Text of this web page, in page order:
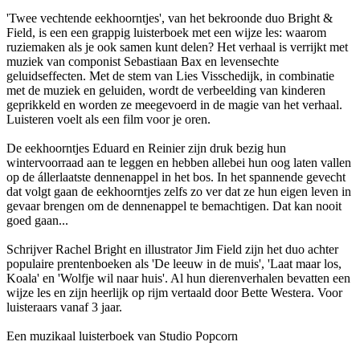
'Twee vechtende eekhoorntjes', van het bekroonde duo Bright &
Field, is een een grappig luisterboek met een wijze les: waarom
ruziemaken als je ook samen kunt delen? Het verhaal is verrijkt met
muziek van componist Sebastiaan Bax en levensechte
geluidseffecten. Met de stem van Lies Visschedijk, in combinatie
met de muziek en geluiden, wordt de verbeelding van kinderen
geprikkeld en worden ze meegevoerd in de magie van het verhaal.
Luisteren voelt als een film voor je oren.
De eekhoorntjes Eduard en Reinier zijn druk bezig hun
wintervoorraad aan te leggen en hebben allebei hun oog laten vallen
op de állerlaatste dennenappel in het bos. In het spannende gevecht
dat volgt gaan de eekhoorntjes zelfs zo ver dat ze hun eigen leven in
gevaar brengen om de dennenappel te bemachtigen. Dat kan nooit
goed gaan...
Schrijver Rachel Bright en illustrator Jim Field zijn het duo achter
populaire prentenboeken als 'De leeuw in de muis', 'Laat maar los,
Koala' en 'Wolfje wil naar huis'. Al hun dierenverhalen bevatten een
wijze les en zijn heerlijk op rijm vertaald door Bette Westera. Voor
luisteraars vanaf 3 jaar.
Een muzikaal luisterboek van Studio Popcorn